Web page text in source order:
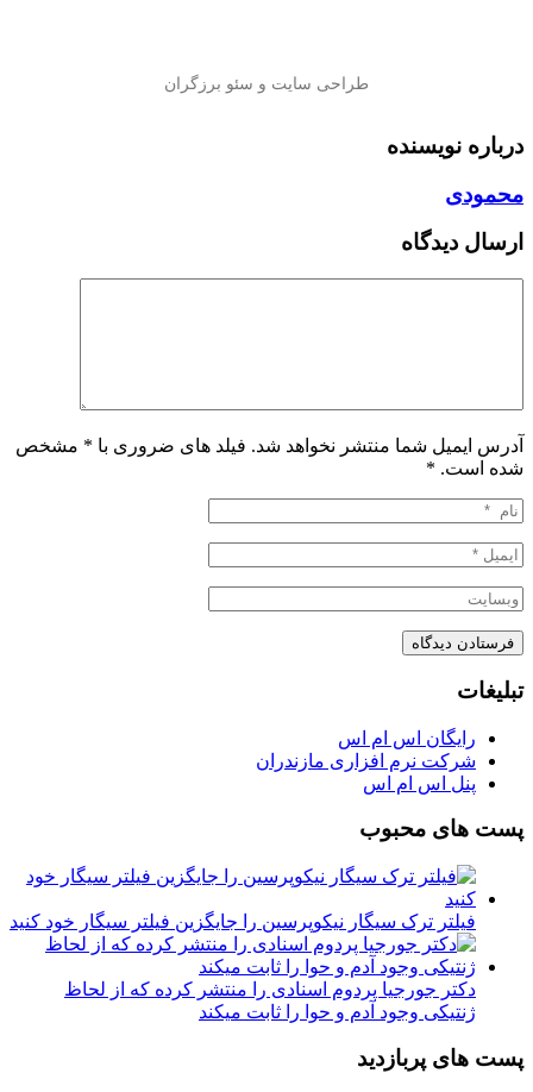
درباره نویسنده
محمودی
ارسال دیدگاه
آدرس ایمیل شما منتشر نخواهد شد. فیلد های ضروری با * مشخص
شده است. *
تبلیغات
رایگان اس ام اس
شرکت نرم افزاری مازندران
پنل اس ام اس
پست های محبوب
فیلتر ترک سیگار نیکوپرسین را جایگزین فیلتر سیگار خود کنید
دکتر جورجیا پردوم اسنادی را منتشر کرده که از لحاظ
ژنتیکی وجود آدم و حوا را ثابت میکند
پست های پربازدید